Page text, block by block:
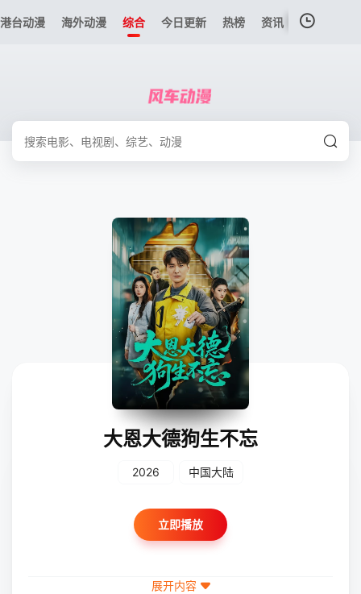
港台动漫 海外动漫 综合 今日更新 热榜 资讯
大恩大德狗生不忘
2026 中国大陆
立即播放
展开内容